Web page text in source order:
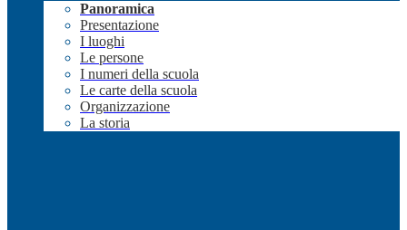
Panoramica
Presentazione
I luoghi
Le persone
I numeri della scuola
Le carte della scuola
Organizzazione
La storia